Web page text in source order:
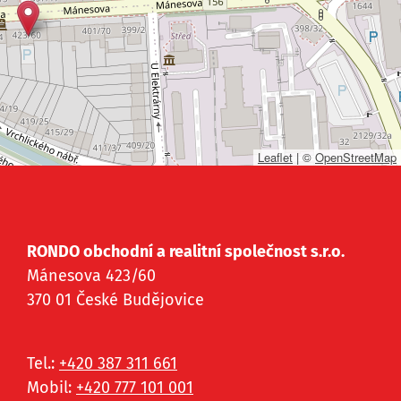
Leaflet | © OpenStreetMap
RONDO obchodní a realitní společnost s.r.o.
Mánesova 423/60
370 01 České Budějovice
Tel.: +420 387 311 661
Mobil: +420 777 101 001